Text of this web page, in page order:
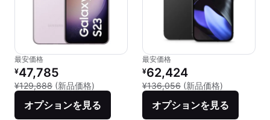
最安価格
リファービッシュ品の価格：
¥47,785
¥129,888 (新品価格) 新品との比較：¥129,888
オプションを見る
最安価格
リファービッシュ品の価格：
¥62,424
¥136,056 (新品価格)
オプションを見る